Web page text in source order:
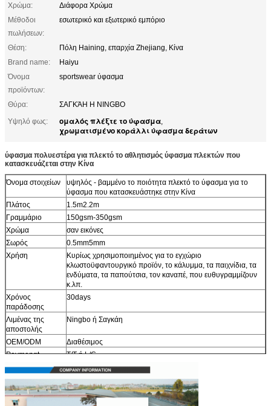
Χρώμα:
Διάφορα Χρώμα
Μέθοδοι
πωλήσεων:
εσωτερικό και εξωτερικό εμπόριο
Θέση:
Πόλη Haining, επαρχία Zhejiang, Κίνα
Brand name:
Haiyu
Όνομα
προϊόντων:
sportswear ύφασμα
Θύρα:
ΣΑΓΚΆΗ Η NINGBO
Υψηλό φως:
ομαλός πλέξτε το ύφασμα,
χρωματισμένο κοράλλι ύφασμα δεράτων
ύφασμα πολυεστέρα για πλεκτό το αθλητισμός ύφασμα πλεκτών που
κατασκευάζεται στην Κίνα
Όνομα στοιχείων
υψηλός - βαμμένο το ποιότητα πλεκτό το ύφασμα για το
ύφασμα που κατασκευάστηκε στην Κίνα
Πλάτος
1.5m2.2m
Γραμμάριο
150gsm-350gsm
Χρώμα
σαν εικόνες
Σωρός
0.5mm5mm
Χρήση
Κυρίως χρησιμοποιημένος για το εγχώριο
κλωστοϋφαντουργικό προϊόν, το κάλυμμα, τα παιχνίδια, τα
ενδύματα, τα παπούτσια, τον καναπέ, που ευθυγραμμίζουν
κ.λπ.
Χρόνος
παράδοσης
30days
Λιμένας της
αποστολής
Ningbo ή Σαγκάη
OEM/ODM
Διαθέσιμος
Paymengt
T/T ή L/C
Όροι της
αποστολής
ΑΛΥΣΊΔΑ ΡΟΛΟΓΙΟΎ